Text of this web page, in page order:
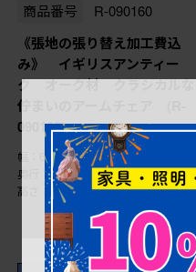
商品番号 R-090160
《張地の張り替え加工費込
み》 イギリスアンティー
ク オーク材 クラシカルな
佇まいのアームチェア (R-
090160)
幅：610㎜
奥行：595㎜
高さ：830㎜